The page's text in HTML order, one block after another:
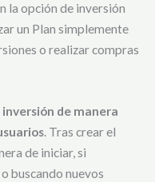
la opción de inversión
un Plan simplemente
o realizar compras
inversión de manera
. Tras crear el
de iniciar, si
buscando nuevos